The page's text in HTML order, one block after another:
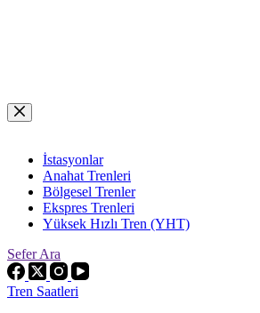
Skip
to
İstasyonlar
Anahat Trenleri
Bölgesel Trenler
Ekspres Trenleri
Yüksek Hızlı Tren (YHT)
Sefer Ara
Tren Saatleri